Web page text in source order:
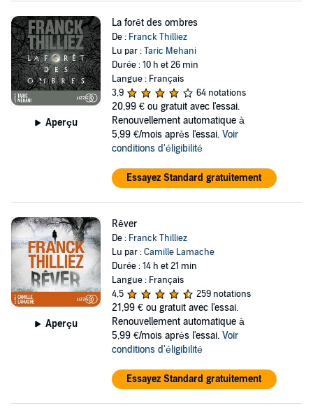
Aperçu
La forêt des ombres
De : Franck Thilliez
Lu par :Taric Mehani
Durée : 10 h et 26 min
Langue : Français
3,9
64 notations
20,99 € ou gratuit avec l'essai.
Renouvellement automatique à
5,99 €/mois après l'essai. Voir
conditions d'éligibilité
Essayez Standard gratuitement
Aperçu
Rêver
De : Franck Thilliez
Lu par :Camille Lamache
Durée : 14 h et 21 min
Langue : Français
4,5
259 notations
21,99 € ou gratuit avec l'essai.
Renouvellement automatique à
5,99 €/mois après l'essai. Voir
conditions d'éligibilité
Essayez Standard gratuitement